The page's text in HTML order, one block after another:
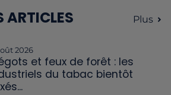
ARTICLES Plus
2026
et feux de forêt : les
du tabac bientôt